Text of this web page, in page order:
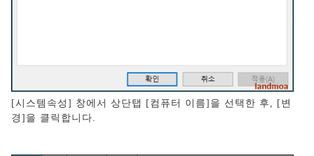
[시스템속성] 창에서 상단탭 [컴퓨터 이름]을 선택한 후, [변
경]을 클릭합니다.